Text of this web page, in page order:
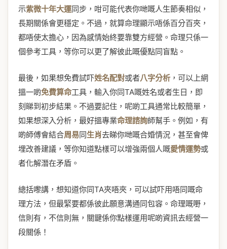
示紫微十年大運同步，咁可能代表你哋嘅人生節奏相似，
長期關係會更穩定。不過，就算命理顯示唔係百分百夾，
都唔使太擔心，因為感情始終要靠雙方經營。命理只係一
個參考工具，等你可以更了解彼此嘅優點同盲點。
最後，如果想免費試吓姓名配對或者八字分析 ，可以上網
搵一啲免費算命工具，輸入你同TA嘅姓名或者生日，即
刻睇到初步結果。不過要記住，呢啲工具通常比較簡單，
如果想深入分析，最好搵專業命理諮詢師幫手。例如，有
啲師傅會結合周易同生肖去睇你哋嘅合婚情況，甚至會俾
埋改善建議，等你知道點樣可以增強兩個人嘅愛情運勢或
者化解潛在矛盾。
總括嚟講，想知道你同TA夾唔夾，可以試吓用唔同嘅命
理方法，但最緊要都係彼此願意溝通同包容。命理嘅嘢，
信則有，不信則無，關鍵係你點樣運用呢啲資訊去經營一
段關係！